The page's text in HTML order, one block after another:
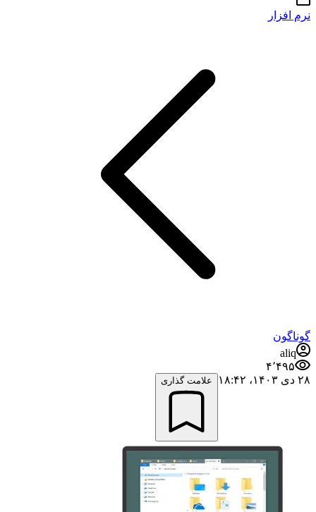
نرم افزار
گوناگون
aliq
۴٬۴۹۵
۲۸ دی ۱۴۰۳،‏ ۱۸:۴۲
علامت گذاری